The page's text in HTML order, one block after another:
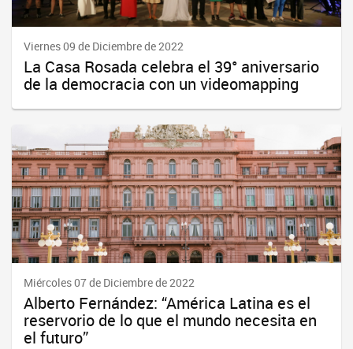
Viernes 09 de Diciembre de 2022
La Casa Rosada celebra el 39° aniversario
de la democracia con un videomapping
Miércoles 07 de Diciembre de 2022
Alberto Fernández: “América Latina es el
reservorio de lo que el mundo necesita en
el futuro”